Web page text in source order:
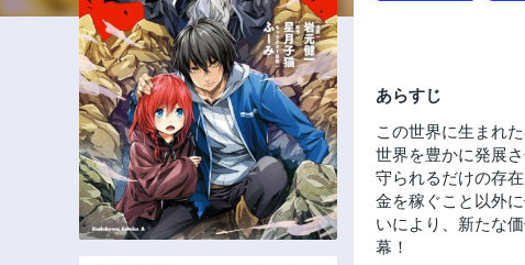
あらすじ
この世界に生まれ
世界を豊かに発展
守られるだけの存
金を稼ぐこと以外
いにより、新たな
幕！